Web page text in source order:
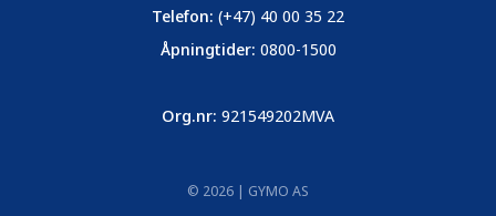
Telefon: (+47) 40 00 35 22
Åpningtider: 0800-1500
Org.nr: 921549202MVA
© 2026 | GYMO AS